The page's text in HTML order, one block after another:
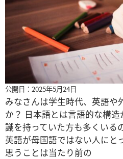
公開日：2025年5月24日
みなさんは学生時代、英語や
か？ 日本語とは言語的な構
識を持っていた方も多くいる
英語が母国語ではない人にと
思うことは当たり前の